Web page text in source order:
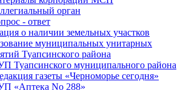
орган
- ответ
о наличии земельных участков
муниципальных унитарных
Туапсинского района
Туапсинского муниципального района
газеты «Черноморье сегодня»
«Аптека No 288»